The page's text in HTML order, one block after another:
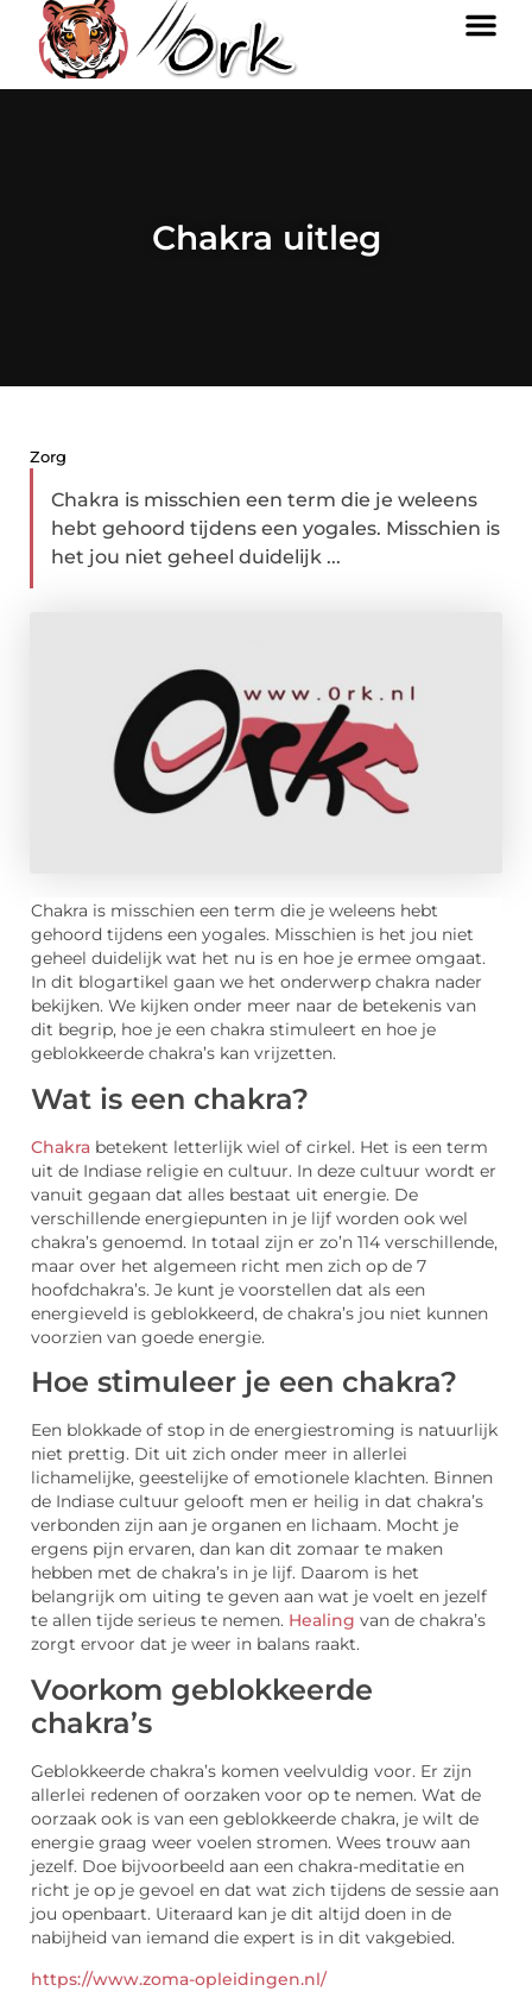
Chakra uitleg
Zorg
Chakra is misschien een term die je weleens
hebt gehoord tijdens een yogales. Misschien is
het jou niet geheel duidelijk ...
Chakra is misschien een term die je weleens hebt
gehoord tijdens een yogales. Misschien is het jou niet
geheel duidelijk wat het nu is en hoe je ermee omgaat.
In dit blogartikel gaan we het onderwerp chakra nader
bekijken. We kijken onder meer naar de betekenis van
dit begrip, hoe je een chakra stimuleert en hoe je
geblokkeerde chakra’s kan vrijzetten.
Wat is een chakra?
Chakra betekent letterlijk wiel of cirkel. Het is een term
uit de Indiase religie en cultuur. In deze cultuur wordt er
vanuit gegaan dat alles bestaat uit energie. De
verschillende energiepunten in je lijf worden ook wel
chakra’s genoemd. In totaal zijn er zo’n 114 verschillende,
maar over het algemeen richt men zich op de 7
hoofdchakra’s. Je kunt je voorstellen dat als een
energieveld is geblokkeerd, de chakra’s jou niet kunnen
voorzien van goede energie.
Hoe stimuleer je een chakra?
Een blokkade of stop in de energiestroming is natuurlijk
niet prettig. Dit uit zich onder meer in allerlei
lichamelijke, geestelijke of emotionele klachten. Binnen
de Indiase cultuur gelooft men er heilig in dat chakra’s
verbonden zijn aan je organen en lichaam. Mocht je
ergens pijn ervaren, dan kan dit zomaar te maken
hebben met de chakra’s in je lijf. Daarom is het
belangrijk om uiting te geven aan wat je voelt en jezelf
te allen tijde serieus te nemen. Healing van de chakra’s
zorgt ervoor dat je weer in balans raakt.
Voorkom geblokkeerde
chakra’s
Geblokkeerde chakra’s komen veelvuldig voor. Er zijn
allerlei redenen of oorzaken voor op te nemen. Wat de
oorzaak ook is van een geblokkeerde chakra, je wilt de
energie graag weer voelen stromen. Wees trouw aan
jezelf. Doe bijvoorbeeld aan een chakra-meditatie en
richt je op je gevoel en dat wat zich tijdens de sessie aan
jou openbaart. Uiteraard kan je dit altijd doen in de
nabijheid van iemand die expert is in dit vakgebied.
https://www.zoma-opleidingen.nl/